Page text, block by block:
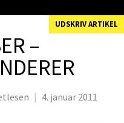
UDSKRIV ARTIKEL
–
| 4. januar 2011